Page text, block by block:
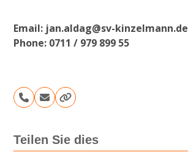
Email: jan.aldag@sv-kinzelmann.de
Phone: 0711 / 979 899 55
Telefon
Nummer
E-
Mail
Webseite
Teilen Sie dies